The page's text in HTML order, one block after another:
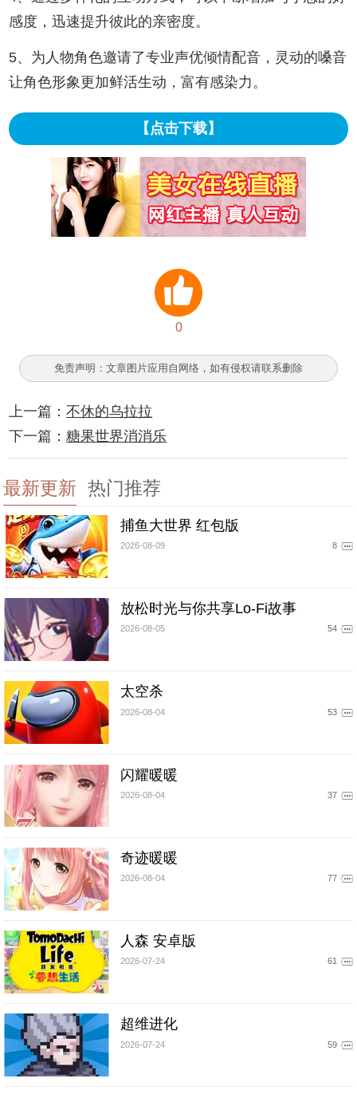
感度，迅速提升彼此的亲密度。
5、为人物角色邀请了专业声优倾情配音，灵动的嗓音
让角色形象更加鲜活生动，富有感染力。
【点击下载】
0
免责声明：文章图片应用自网络，如有侵权请联系删除
上一篇：不休的乌拉拉
下一篇：糖果世界消消乐
最新更新 热门推荐
捕鱼大世界 红包版
2026-08-09 8
放松时光与你共享Lo-Fi故事
2026-08-05 54
太空杀
2026-08-04 53
闪耀暖暖
2026-08-04 37
奇迹暖暖
2026-08-04 77
人森 安卓版
2026-07-24 61
超维进化
2026-07-24 59